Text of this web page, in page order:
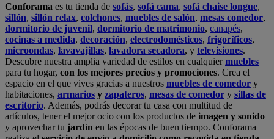
Conforama es tu tienda de sofás, sofá cama, sofá chaise longue,
sillón, sillón relax, colchones, muebles de salón, mesas comedor,
dormitorio de juvenil, dormitorio de matrimonio, canapés,
cocinas a medida, decoración, electrodomésticos, frigoríficos,
microondas, lavavajillas, lavadora secadora, y televisiones.
Descubre nuestra amplia variedad de estilos en cualquiermuebles
para tu hogar, con los mejores precios y promociones. Crea el
espacio en el que vives gracias a nuestros muebles de comedor y
habitaciones, armarios y zapateros, mesas de comedor y sillas de
escritorio. Además, podrás decorar tu casa con multitud de
artículos, tener el mejor ocio con los productos de imagen y sonido
y aprovechar tu jardín en las épocas de buen tiempo. Conforama